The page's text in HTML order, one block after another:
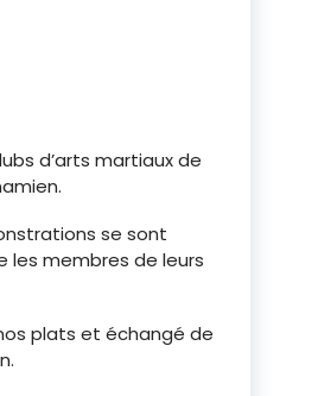
d’arts martiaux de
se sont
les membres de leurs
plats et échangé de